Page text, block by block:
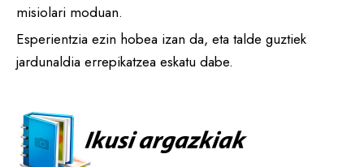
misiolari moduan.
Esperientzia ezin hobea izan da, eta talde guztiek
jardunaldia errepikatzea eskatu dabe.